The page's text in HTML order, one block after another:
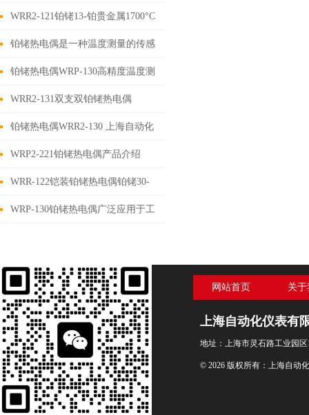
铑热电偶介绍
WRR2-121铂铑13-铂贵金属1700°C
热电偶详细参数
铂铑热电偶是一种温度测量的传感
器
铂铑热电偶WRP-130高精度温度测
量中的利器
WRR2-131双支双铂铑热电偶
铂铑热电偶WRR2-130 上海自动化
仪表三厂
WRP2-221铂铑热电偶产品介绍
WRR-122铠装铂铑热电偶铂铑30-
铂铑10性能介绍
WRP-130铂铑热电偶广泛应用于工
网站首页 关
上海自动化仪表有
地址：上海市灵石路工业园区
© 2026 版权所有：上海自动